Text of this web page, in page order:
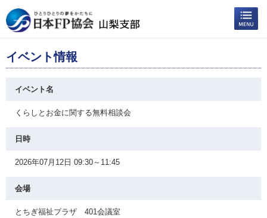
イベント情報
イベント名
くらしとお金に関する無料相談会
日時
2026年07月12日 09:30～11:45
会場
とちぎ福祉プラザ 401会議室